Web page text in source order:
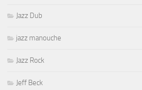
Jazz Dub
jazz manouche
Jazz Rock
Jeff Beck